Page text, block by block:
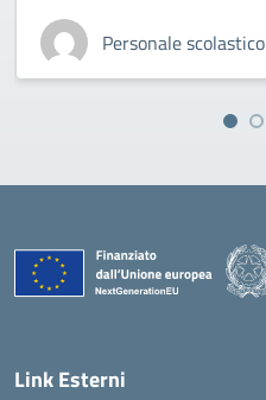
Personale scolastico
Link Esterni